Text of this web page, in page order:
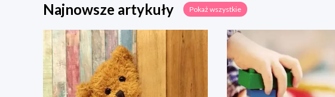
Najnowsze artykuły Pokaż wszystkie